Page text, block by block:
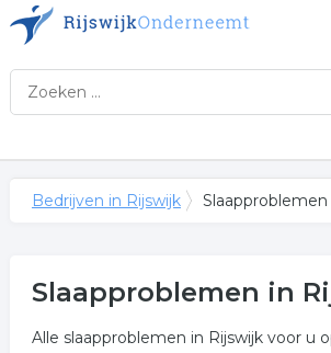
Bedrijven in Rijswijk Slaapproblemen
Slaapproblemen in
Alle slaapproblemen in Rijswijk voor u